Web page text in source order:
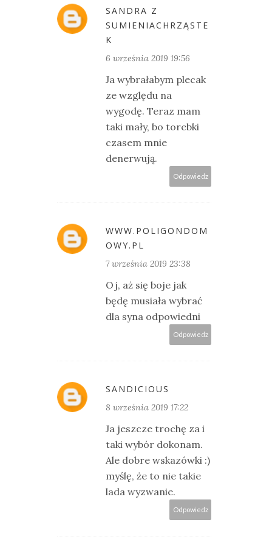
SANDRA Z
SUMIENIACHRZĄSTE
K
6 września 2019 19:56
Ja wybrałabym plecak
ze względu na
wygodę. Teraz mam
taki mały, bo torebki
czasem mnie
denerwują.
Odpowiedz
WWW.POLIGONDOM
OWY.PL
7 września 2019 23:38
Oj, aż się boje jak
będę musiała wybrać
dla syna odpowiedni
Odpowiedz
SANDICIOUS
8 września 2019 17:22
Ja jeszcze trochę za i
taki wybór dokonam.
Ale dobre wskazówki :)
myślę, że to nie takie
lada wyzwanie.
Odpowiedz